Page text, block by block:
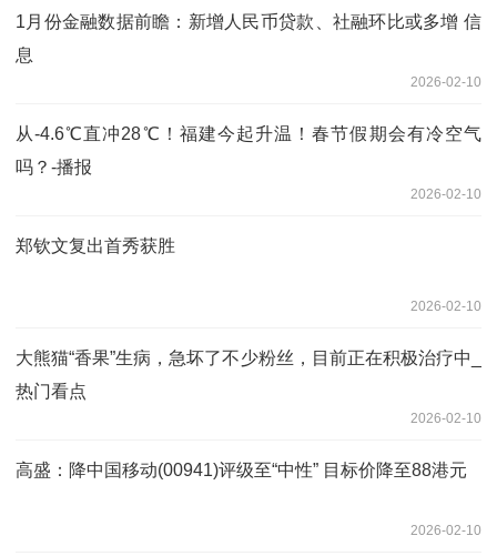
1月份金融数据前瞻：新增人民币贷款、社融环比或多增 信
息
2026-02-10
从-4.6℃直冲28℃！福建今起升温！春节假期会有冷空气
吗？-播报
2026-02-10
郑钦文复出首秀获胜
2026-02-10
大熊猫“香果”生病，急坏了不少粉丝，目前正在积极治疗中_
热门看点
2026-02-10
高盛：降中国移动(00941)评级至“中性” 目标价降至88港元
2026-02-10